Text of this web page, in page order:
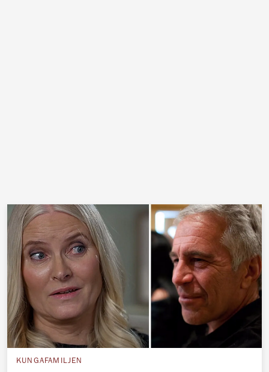
KUNGAFAMILJEN